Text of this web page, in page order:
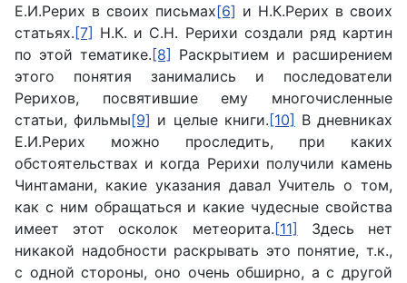
Е.И.Рерих в своих письмах[6] и Н.К.Рерих в своих
статьях. [7] Н.К. и С.Н. Рерихи создали ряд картин
по этой тематике. [8] Раскрытием и расширением
этого понятия занимались и последователи
Рерихов, посвятившие ему многочисленные
статьи, фильмы[9] и целые книги. [10] В дневниках
Е.И.Рерих можно проследить, при каких
обстоятельствах и когда Рерихи получили камень
Чинтамани, какие указания давал Учитель о том,
как с ним обращаться и какие чудесные свойства
имеет этот осколок метеорита. [11]
Здесь нет
никакой надобности раскрывать это понятие, т.к.,
с одной стороны, оно очень обширно, а с другой